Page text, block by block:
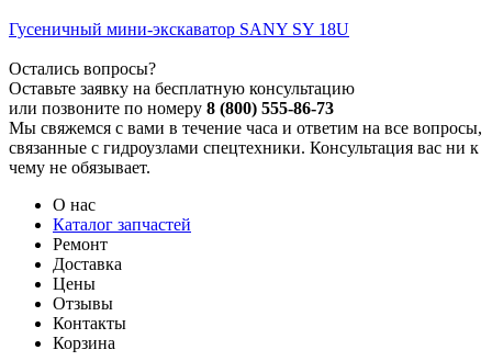
Гусеничный мини-экскаватор SANY SY 18U
Остались вопросы?
Оставьте заявку на бесплатную консультацию
или позвоните по номеру 8 (800) 555-86-73
Мы свяжемся с вами в течение часа и ответим на все вопросы,
связанные с гидроузлами спецтехники. Консультация вас ни к
чему не обязывает.
О нас
Каталог запчастей
Ремонт
Доставка
Цены
Отзывы
Контакты
Корзина